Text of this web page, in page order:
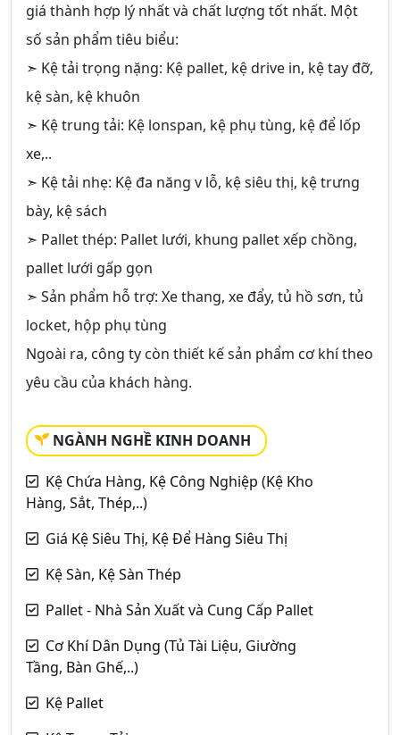
giá thành hợp lý nhất và chất lượng tốt nhất. Một
số sản phẩm tiêu biểu:
➣ Kệ tải trọng nặng: Kệ pallet, kệ drive in, kệ tay đỡ,
kệ sàn, kệ khuôn
➣ Kệ trung tải: Kệ lonspan, kệ phụ tùng, kệ để lốp
xe,..
➣ Kệ tải nhẹ: Kệ đa năng v lỗ, kệ siêu thị, kệ trưng
bày, kệ sách
➣ Pallet thép: Pallet lưới, khung pallet xếp chồng,
pallet lưới gấp gọn
➣ Sản phẩm hỗ trợ: Xe thang, xe đẩy, tủ hồ sơn, tủ
locket, hộp phụ tùng
Ngoài ra, công ty còn thiết kế sản phẩm cơ khí theo
yêu cầu của khách hàng.
NGÀNH NGHỀ KINH DOANH
Kệ Chứa Hàng, Kệ Công Nghiệp (Kệ Kho
Hàng, Sắt, Thép,..)
Giá Kệ Siêu Thị, Kệ Để Hàng Siêu Thị
Kệ Sàn, Kệ Sàn Thép
Pallet - Nhà Sản Xuất và Cung Cấp Pallet
Cơ Khí Dân Dụng (Tủ Tài Liệu, Giường
Tầng, Bàn Ghế,..)
Kệ Pallet